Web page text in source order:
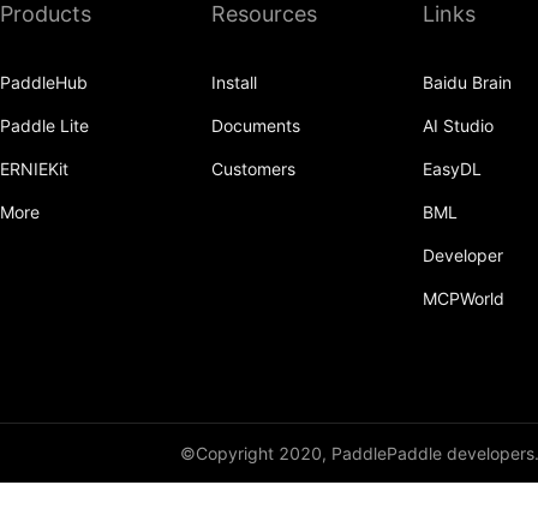
Products
PaddleHub
Paddle Lite
ERNIEKit
More
Resources
Install
Documents
Customers
Links
Baidu Brain
AI Studio
EasyDL
BML
Developer
MCPWorld
©Copyright 2020, PaddlePaddle developers.